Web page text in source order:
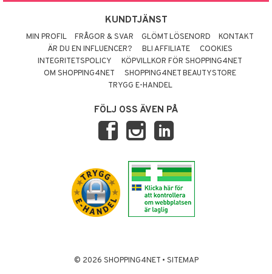
KUNDTJÄNST
MIN PROFIL FRÅGOR & SVAR GLÖMT LÖSENORD
KONTAKT
ÄR DU EN INFLUENCER?
BLI AFFILIATE
COOKIES
INTEGRITETSPOLICY
KÖPVILLKOR FÖR SHOPPING4NET
OM SHOPPING4NET
SHOPPING4NET BEAUTYSTORE
TRYGG E-HANDEL
FÖLJ OSS ÄVEN PÅ
© 2026 SHOPPING4NET • SITEMAP